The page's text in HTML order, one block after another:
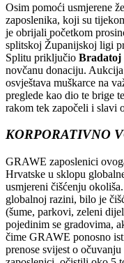
Osim pomoći usmjerene
zaposlenika, koji su
je obrijali početkom
splitskoj Županijskoj ligi
Splitu priključio Bradatoj
novčanu donaciju.
osvještava muškarce na
preglede kao dio te brige
rakom tek započeli i slavi
KORPORATIVNO
GRAWE zaposlenici
Hrvatske u sklopu
usmjereni čišćenju
globalnoj razini, bilo je
(šume, parkovi, zeleni
pojedinim se gradovima,
čime GRAWE ponosno
prenose svijest o